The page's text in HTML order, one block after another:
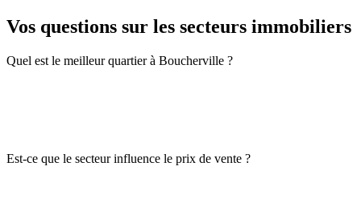
Vos questions sur les secteurs immobiliers
Quel est le meilleur quartier à Boucherville ?
Est-ce que le secteur influence le prix de vente ?